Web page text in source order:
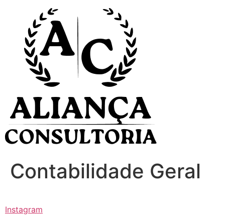
conteúdo
Contabilidade Geral
Instagram